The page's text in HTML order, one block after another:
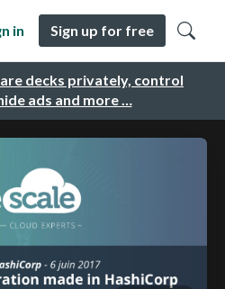
decks privately, control
ads and more …
in Sign up for free